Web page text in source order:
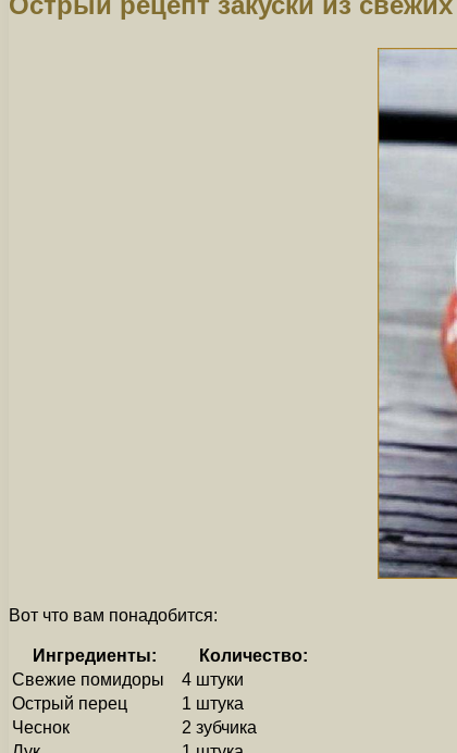
Вот что вам понадобится:
Ингредиенты:
Количество:
Свежие помидоры
4 штуки
Острый перец
1 штука
Чеснок
2 зубчика